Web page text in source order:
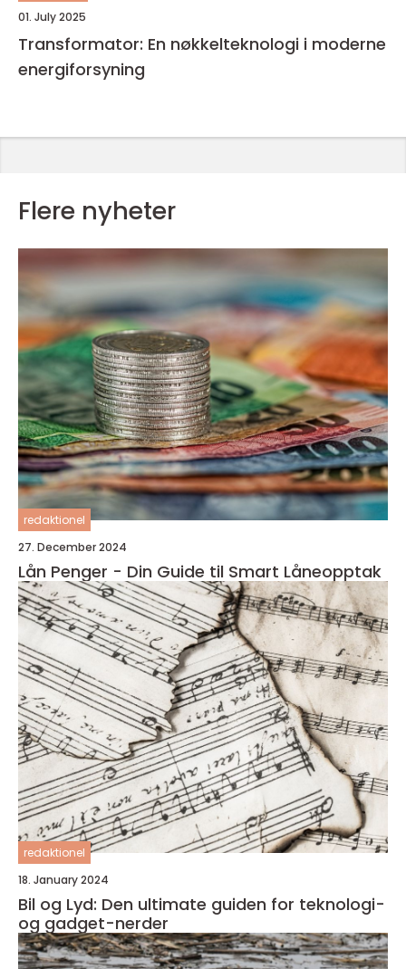
01. July 2025
Transformator: En nøkkelteknologi i moderne
energiforsyning
Flere nyheter
redaktionel
27. December 2024
Lån Penger - Din Guide til Smart Låneopptak
redaktionel
18. January 2024
Bil og Lyd: Den ultimate guiden for teknologi-
og gadget-nerder